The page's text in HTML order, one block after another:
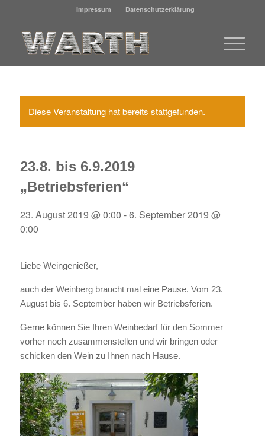
Impressum Datenschutzerklärung
Diese Veranstaltung hat bereits stattgefunden.
23.8. bis 6.9.2019
„Betriebsferien“
23. August 2019 @ 0:00 -6. September 2019 @
0:00
Liebe Weingenießer,
auch der Weinberg braucht mal eine Pause. Vom 23.
August bis 6. September haben wir Betriebsferien.
Gerne können Sie Ihren Weinbedarf für den Sommer
vorher noch zusammenstellen und wir bringen oder
schicken den Wein zu Ihnen nach Hause.